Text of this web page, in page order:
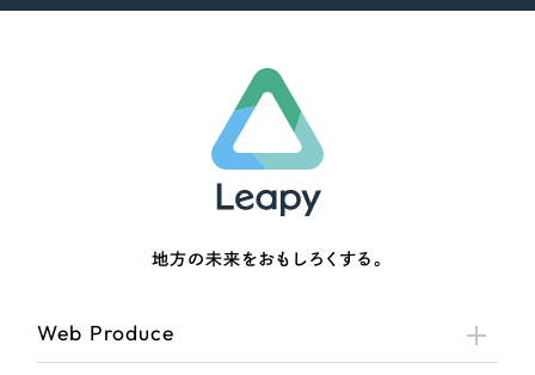
地方の未来をおもしろくする。
Web Produce